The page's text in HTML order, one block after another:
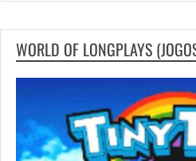
WORLD OF LONGPLAYS